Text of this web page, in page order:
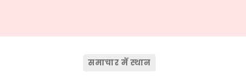
समाचार में स्थान